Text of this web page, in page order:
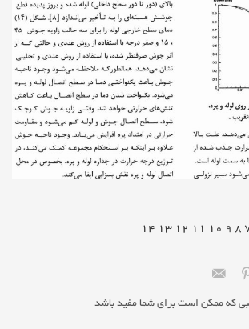
8
9
10
11
12
13
14
که ممکن است برای شما مفید باشد